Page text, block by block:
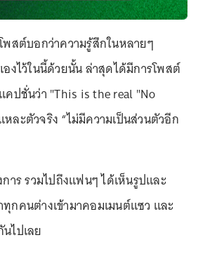
พสต์บอกว่าความรู้สึกในหลายๆ
งไว้ในนี้ด้วยนั้น ล่าสุดได้มีการโพสต์
คปชั่นว่า "This is the real "No
ละตัวจริง “ไม่มีความเป็นส่วนตัวอีก
าร รวมไปถึงแฟนๆ ได้เห็นรูปและ
กคนต่างเข้ามาคอมเมนต์แซว และ
ไปเลย